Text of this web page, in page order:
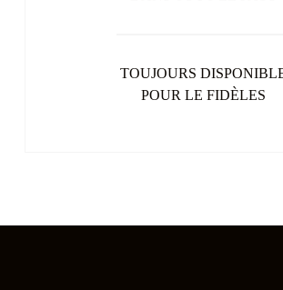
TOUJOURS
POUR LE FIDÈLES